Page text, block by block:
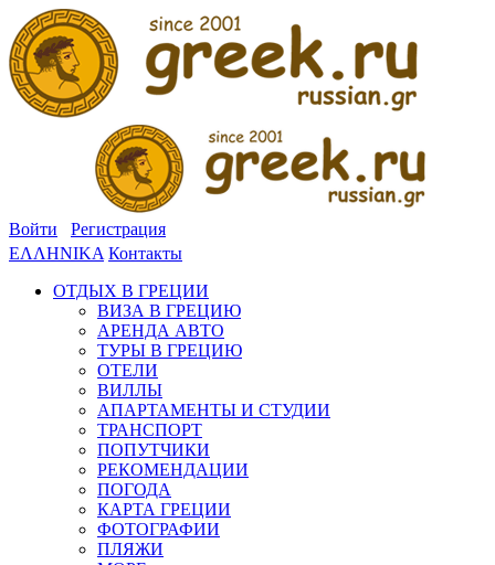
Войти
Регистрация
ΕΛΛΗΝΙΚΑ Контакты
ОТДЫХ В ГРЕЦИИ
ВИЗА В ГРЕЦИЮ
АРЕНДА АВТО
ТУРЫ В ГРЕЦИЮ
ОТЕЛИ
ВИЛЛЫ
АПАРТАМЕНТЫ И СТУДИИ
ТРАНСПОРТ
ПОПУТЧИКИ
РЕКОМЕНДАЦИИ
ПОГОДА
КАРТА ГРЕЦИИ
ФОТОГРАФИИ
ПЛЯЖИ